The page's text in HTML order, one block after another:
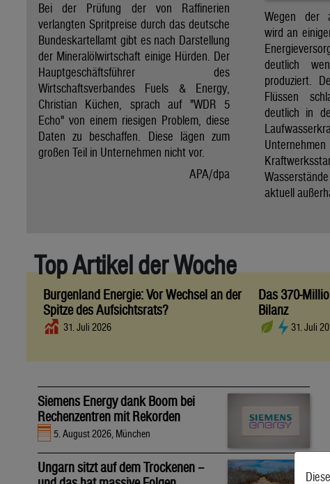
Bei der Prüfung der von Raffinerien
verlangten Spritpreise durch das deutsche
Bundeskartellamt gibt es nach Darstellung
der Mineralölwirtschaft einige Hürden. Der
Hauptgeschäftsführer des
Wirtschaftsverbandes Fuels & Energy,
Christian Küchen, sprach auf "WDR 5
Echo" von einem riesigen Problem, diese
Daten zu beschaffen. Diese lägen zum
großen Teil in Unternehmen nicht vor.
APA/dpa
Wegen der
wird an
deutlich
produziert.
Flüssen
deutlich in
aktuell
Top Artikel der Woche
Burgenland Energie: Vor Wechsel an der
Spitze des Aufsichtsrats?
31. Juli 2026
Das 370-
Bilanz
31. Juli
Siemens Energy dank Boom bei
Rechenzentren mit Rekorden
5. August 2026, München
Ungarn sitzt auf dem Trockenen –